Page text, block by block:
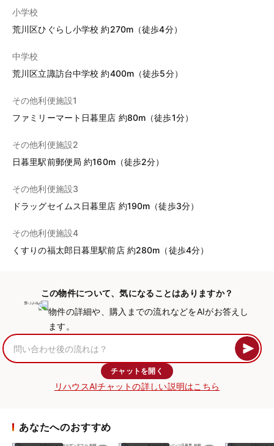
小学校
荒川区ひぐらし小学校 約270m（徒歩4分）
中学校
荒川区立諏訪台中学校 約400m（徒歩5分）
その他利便施設1
ファミリーマート日暮里店 約80m（徒歩1分）
その他利便施設2
日暮里駅前郵便局 約160m（徒歩2分）
その他利便施設3
ドラッグセイムス日暮里店 約190m（徒歩3分）
その他利便施設4
くすりの福太郎日暮里駅前店 約280m（徒歩4分）
この物件について、気になることはありますか？
物件の詳細や、購入までの流れなどをAIがお答えし
ます。
チャットを開く
リハウスAIチャットの詳しい説明はこちら
あなたへのおすすめ